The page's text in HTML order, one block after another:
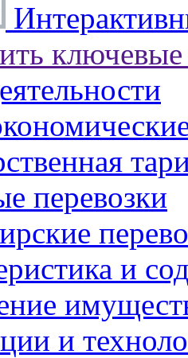
ключевые
перевозки
и
и